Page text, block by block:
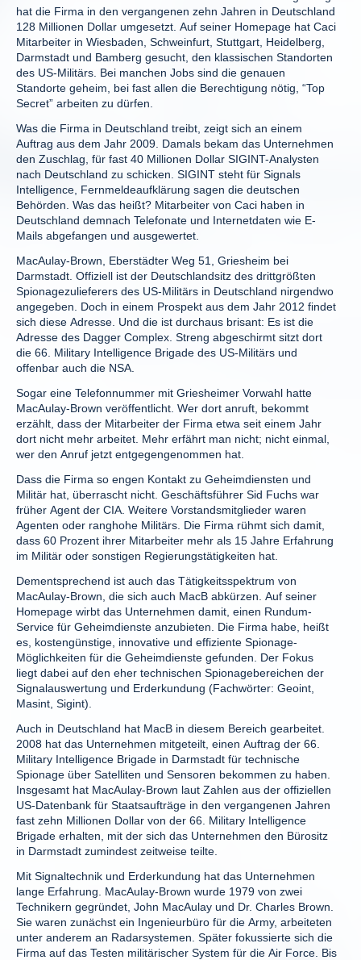
hat die Firma in den vergangenen zehn Jahren in Deutschland
128 Millionen Dollar umgesetzt. Auf seiner Homepage hat Caci
Mitarbeiter in Wiesbaden, Schweinfurt, Stuttgart, Heidelberg,
Darmstadt und Bamberg gesucht, den klassischen Standorten
des US-Militärs. Bei manchen Jobs sind die genauen
Standorte geheim, bei fast allen die Berechtigung nötig, “Top
Secret” arbeiten zu dürfen.
Was die Firma in Deutschland treibt, zeigt sich an einem
Auftrag aus dem Jahr 2009. Damals bekam das Unternehmen
den Zuschlag, für fast 40 Millionen Dollar SIGINT-Analysten
nach Deutschland zu schicken. SIGINT steht für Signals
Intelligence, Fernmeldeaufklärung sagen die deutschen
Behörden. Was das heißt? Mitarbeiter von Caci haben in
Deutschland demnach Telefonate und Internetdaten wie E-
Mails abgefangen und ausgewertet.
MacAulay-Brown, Eberstädter Weg 51, Griesheim bei
Darmstadt. Offiziell ist der Deutschlandsitz des drittgrößten
Spionagezulieferers des US-Militärs in Deutschland nirgendwo
angegeben. Doch in einem Prospekt aus dem Jahr 2012 findet
sich diese Adresse. Und die ist durchaus brisant: Es ist die
Adresse des Dagger Complex. Streng abgeschirmt sitzt dort
die 66. Military Intelligence Brigade des US-Militärs und
offenbar auch die NSA.
Sogar eine Telefonnummer mit Griesheimer Vorwahl hatte
MacAulay-Brown veröffentlicht. Wer dort anruft, bekommt
erzählt, dass der Mitarbeiter der Firma etwa seit einem Jahr
dort nicht mehr arbeitet. Mehr erfährt man nicht; nicht einmal,
wer den Anruf jetzt entgegengenommen hat.
Dass die Firma so engen Kontakt zu Geheimdiensten und
Militär hat, überrascht nicht. Geschäftsführer Sid Fuchs war
früher Agent der CIA. Weitere Vorstandsmitglieder waren
Agenten oder ranghohe Militärs. Die Firma rühmt sich damit,
dass 60 Prozent ihrer Mitarbeiter mehr als 15 Jahre Erfahrung
im Militär oder sonstigen Regierungstätigkeiten hat.
Dementsprechend ist auch das Tätigkeitsspektrum von
MacAulay-Brown, die sich auch MacB abkürzen. Auf seiner
Homepage wirbt das Unternehmen damit, einen Rundum-
Service für Geheimdienste anzubieten. Die Firma habe, heißt
es, kostengünstige, innovative und effiziente Spionage-
Möglichkeiten für die Geheimdienste gefunden. Der Fokus
liegt dabei auf den eher technischen Spionagebereichen der
Signalauswertung und Erderkundung (Fachwörter: Geoint,
Masint, Sigint).
Auch in Deutschland hat MacB in diesem Bereich gearbeitet.
2008 hat das Unternehmen mitgeteilt, einen Auftrag der 66.
Military Intelligence Brigade in Darmstadt für technische
Spionage über Satelliten und Sensoren bekommen zu haben.
Insgesamt hat MacAulay-Brown laut Zahlen aus der offiziellen
US-Datenbank für Staatsaufträge in den vergangenen Jahren
fast zehn Millionen Dollar von der 66. Military Intelligence
Brigade erhalten, mit der sich das Unternehmen den Bürositz
in Darmstadt zumindest zeitweise teilte.
Mit Signaltechnik und Erderkundung hat das Unternehmen
lange Erfahrung. MacAulay-Brown wurde 1979 von zwei
Technikern gegründet, John MacAulay und Dr. Charles Brown.
Sie waren zunächst ein Ingenieurbüro für die Army, arbeiteten
unter anderem an Radarsystemen. Später fokussierte sich die
Firma auf das Testen militärischer System für die Air Force. Bis